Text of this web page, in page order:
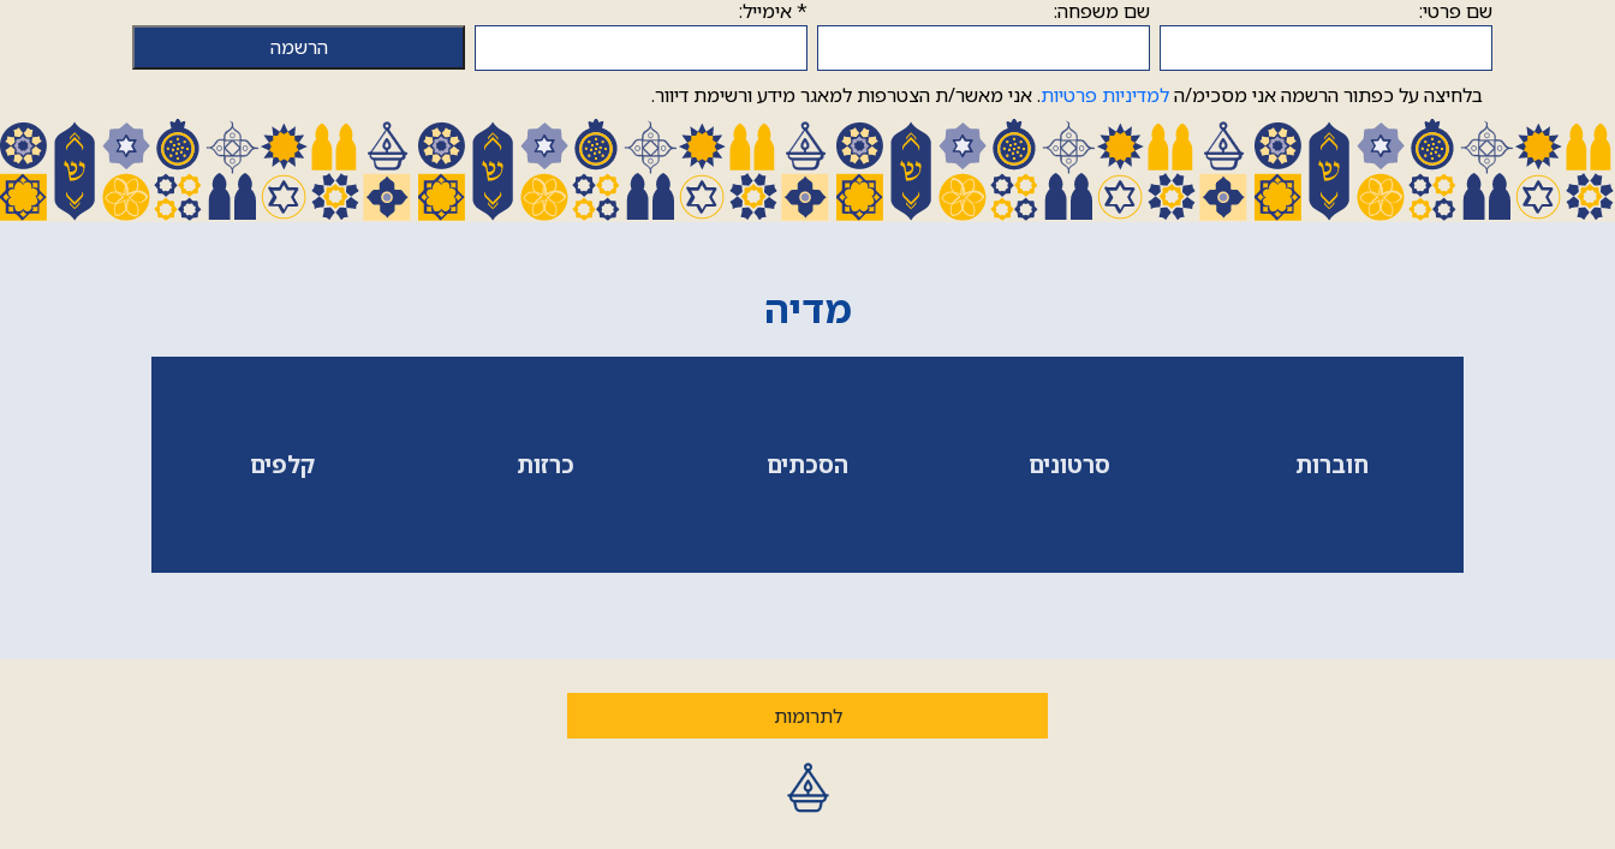
שם פרטי: שם משפחה: *אימייל:
בלחיצה על כפתור הרשמה אני מסכימ/הלמדיניות פרטיות. אני מאשר/ת הצטרפות למאגר מידע ורשימת דיוור.
מדיה
חוברות סרטונים הסכתים כרזות קלפים
לתרומות